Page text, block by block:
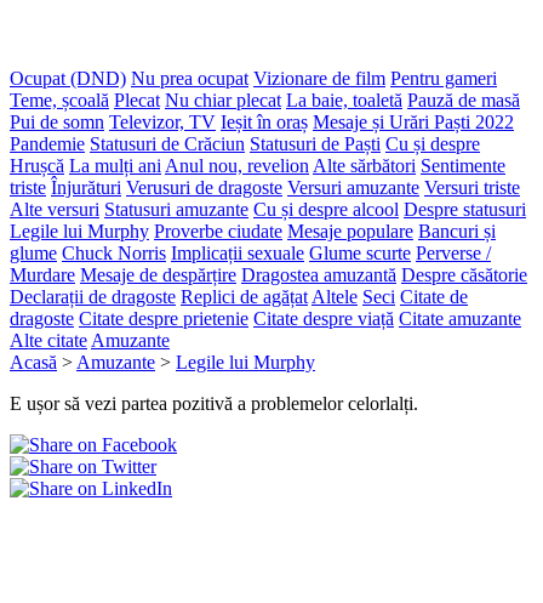
Ocupat (DND) Nu prea ocupat Vizionare de film Pentru gameri
Teme, școală Plecat Nu chiar plecat La baie, toaletă Pauză de masă
Pui de somn Televizor, TV Ieșit în oraș Mesaje și Urări Paști 2022
Pandemie Statusuri de Crăciun Statusuri de Paști Cu și despre
Hrușcă La mulți ani Anul nou, revelion Alte sărbători Sentimente
triste Înjurături Verusuri de dragoste Versuri amuzante Versuri triste
Alte versuri Statusuri amuzante Cu și despre alcool Despre statusuri
Legile lui Murphy Proverbe ciudate Mesaje populare Bancuri și
glume Chuck Norris Implicații sexuale Glume scurte Perverse /
Murdare Mesaje de despărțire Dragostea amuzantă Despre căsătorie
Declarații de dragoste Replici de agățat Altele Seci Citate de
dragoste Citate despre prietenie Citate despre viață Citate amuzante
Alte citate Amuzante
Acasă > Amuzante > Legile lui Murphy
E ușor să vezi partea pozitivă a problemelor celorlalți.